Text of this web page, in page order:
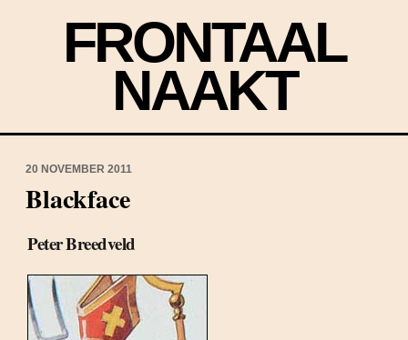
FRONTAAL
NAAKT
20 NOVEMBER 2011
Blackface
Peter Breedveld